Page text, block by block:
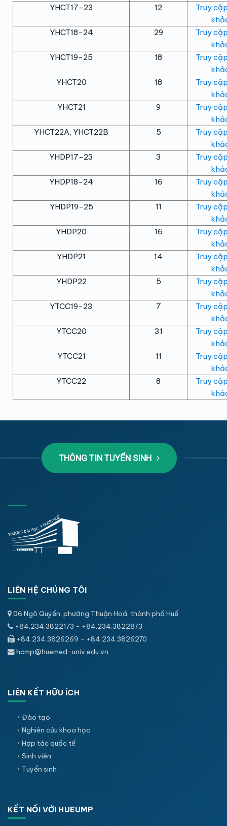
YHCT17-23
12
Truy
YHCT18-24
29
Truy
YHCT19-25
18
Truy
YHCT20
18
Truy
YHCT21
9
Truy
YHCT22A, YHCT22B
5
Truy
YHDP17-23
3
Truy
YHDP18-24
16
Truy
YHDP19-25
11
Truy
YHDP20
16
Truy
YHDP21
14
Truy
YHDP22
5
Truy
YTCC19-23
7
Truy
YTCC20
31
Truy
YTCC21
11
Truy
YTCC22
8
Truy
THÔNG TIN TUYỂN SINH
LIÊN HỆ CHÚNG TÔI
06 Ngô Quyền, phường Thuận Hoá, thành phố Huế
+84.234.3822173 - +84.234.3822873
+84.234.3826269 - +84.234.3826270
hcmp@huemed-univ.edu.vn
LIÊN KẾT HỮU ÍCH
Đào tạo
Nghiên cứu khoa học
Hợp tác quốc tế
Sinh viên
Tuyển sinh
KẾT NỐI VỚI HUEUMP